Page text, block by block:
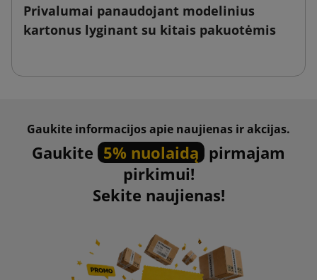
Privalumai panaudojant modelinius
kartonus lyginant su kitais pakuotėmis
Gaukite informacijos apie naujienas ir akcijas.
Gaukite 5% nuolaidą pirmajam
pirkimui!
Sekite naujienas!